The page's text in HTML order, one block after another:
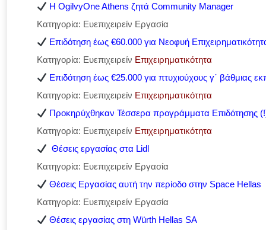
Η OgilvyOne Athens ζητά Community Manager
Κατηγορία: Ευεπιχειρείν Εργασία
Επιδότηση έως €60.000 για Νεοφυή
Κατηγορία: Ευεπιχειρείν Επιχειρηματικότητα
Επιδότηση έως €25.000 για πτυχιούχους γ΄ βάθμιας
Κατηγορία: Ευεπιχειρείν Επιχειρηματικότητα
Προκηρύχθηκαν Τέσσερα προγράμματα Επιδότησης
Κατηγορία: Ευεπιχειρείν Επιχειρηματικότητα
Θέσεις εργασίας στα Lidl
Κατηγορία: Ευεπιχειρείν Εργασία
Θέσεις Εργασίας αυτή την περίοδο στην Space Hellas
Κατηγορία: Ευεπιχειρείν Εργασία
Θέσεις εργασίας στη Würth Hellas SA